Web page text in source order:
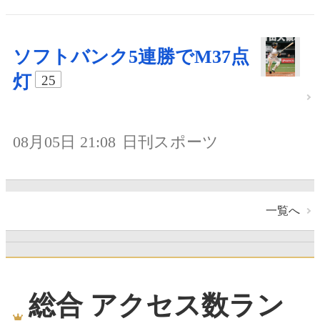
ソフトバンク5連勝でM37点
灯
25
08月05日 21:08 日刊スポーツ
一覧へ
総合 アクセス数ラン